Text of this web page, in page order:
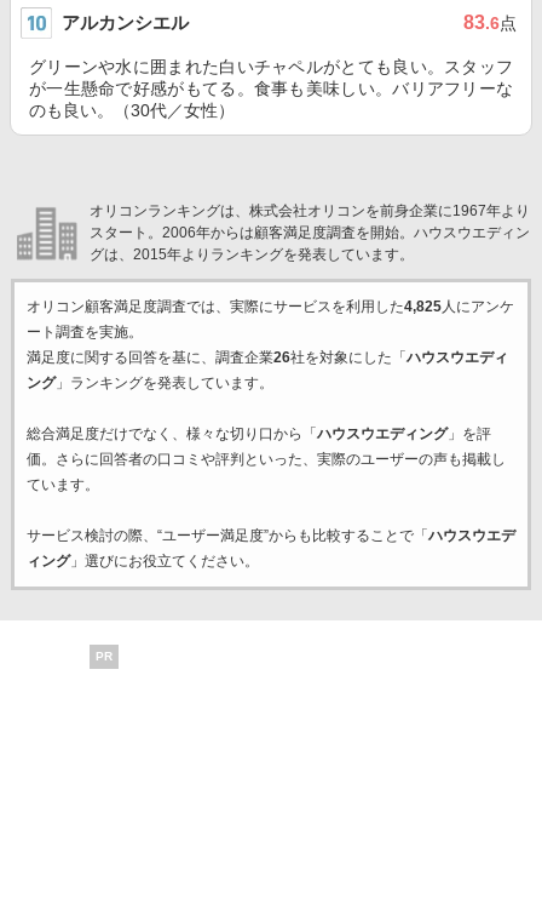
アルカンシエル 83.6点
グリーンや水に囲まれた白いチャペルがとても良い。スタッフ
が一生懸命で好感がもてる。食事も美味しい。バリアフリーな
のも良い。（30代／女性）
オリコンランキングは、株式会社オリコンを前身企業に1967年より
スタート。2006年からは顧客満足度調査を開始。ハウスウエディン
グは、2015年よりランキングを発表しています。
オリコン顧客満足度調査では、実際にサービスを利用した4,825人にアンケ
ート調査を実施。
満足度に関する回答を基に、調査企業26社を対象にした「 ハウスウエディ
ング」ランキングを発表しています。
総合満足度だけでなく、様々な切り口から「 ハウスウエディング」を評
価。さらに回答者の口コミや評判といった、実際のユーザーの声も掲載し
ています。
サービス検討の際、“ユーザー満足度”からも比較することで「 ハウスウエデ
ィング」選びにお役立てください。
PR